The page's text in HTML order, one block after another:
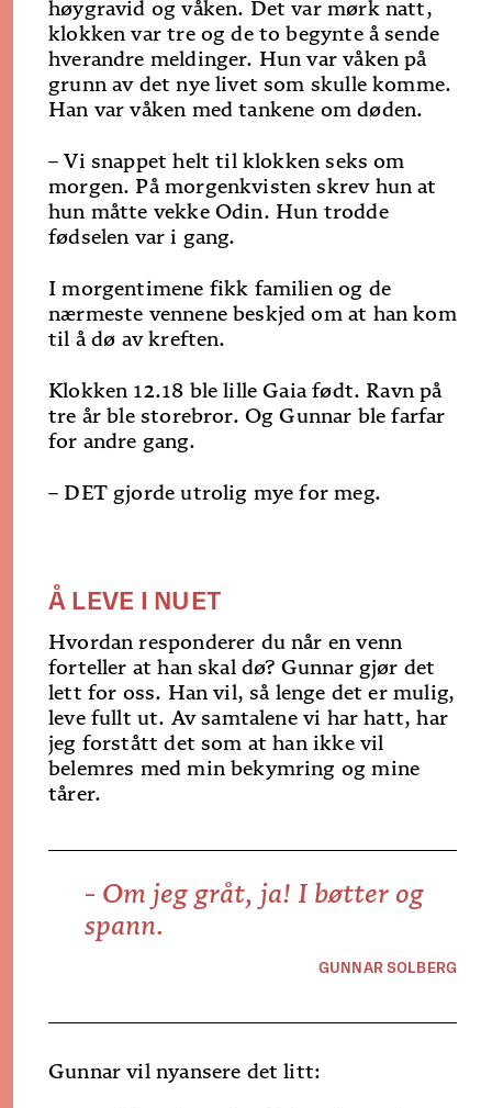
høygravid og våken. Det var mørk natt,
klokken var tre og de to begynte å sende
hverandre meldinger. Hun var våken på
grunn av det nye livet som skulle komme.
Han var våken med tankene om døden.
– Vi snappet helt til klokken seks om
morgen. På morgenkvisten skrev hun at
hun måtte vekke Odin. Hun trodde
fødselen var i gang.
I morgentimene fikk familien og de
nærmeste vennene beskjed om at han kom
til å dø av kreften.
Klokken 12.18 ble lille Gaia født. Ravn på
tre år ble storebror. Og Gunnar ble farfar
for andre gang.
– DET gjorde utrolig mye for meg.
Å LEVE I NUET
Hvordan responderer du når en venn
forteller at han skal dø? Gunnar gjør det
lett for oss. Han vil, så lenge det er mulig,
leve fullt ut. Av samtalene vi har hatt, har
jeg forstått det som at han ikke vil
belemres med min bekymring og mine
tårer.
- Om jeg gråt, ja! I bøtter og
spann.
GUNNAR SOLBERG
Gunnar vil nyansere det litt: